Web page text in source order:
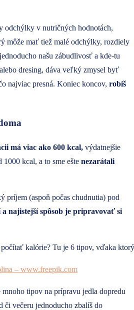
odchýlky v nutričných hodnotách,
môže mať tiež malé odchýlky, rozdiely
našu zábudlivosť a kde-tu
dresing, dáva veľký zmysel byť
najviac presná. Koniec koncov, robíš
má viac ako 600 kcal, výdatnejšie
1000 kcal, a to sme ešte nezarátali
príjem (aspoň počas chudnutia) pod
najistejší spôsob je pripravovať si
– www.freepik.com
mnoho tipov na prípravu jedla dopredu
či večeru jednoducho zbalíš do